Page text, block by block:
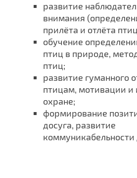
развитие
внимания
прилёта и отлёта
обучение
птиц в природе,
птиц;
развитие гуманного
птицам, мотивации и
охране;
формирование
досуга, развитие
коммуникабельности